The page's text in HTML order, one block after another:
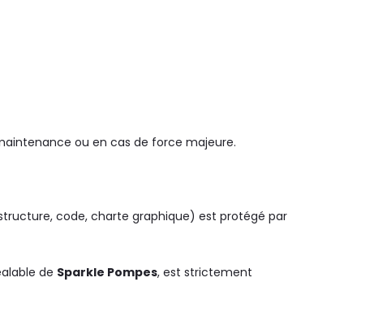
ou en cas de force majeure.
code, charte graphique) est protégé par
de Sparkle Pompes, est strictement